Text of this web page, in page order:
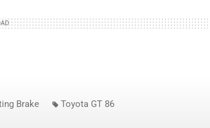
Brake Toyota GT 86